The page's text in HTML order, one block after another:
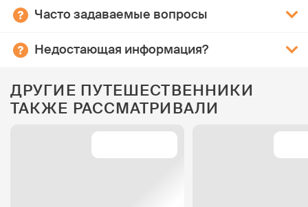
Часто задаваемые вопросы
Недостающая информация?
ДРУГИЕ ПУТЕШЕСТВЕННИКИ
ТАКЖЕ РАССМАТРИВАЛИ